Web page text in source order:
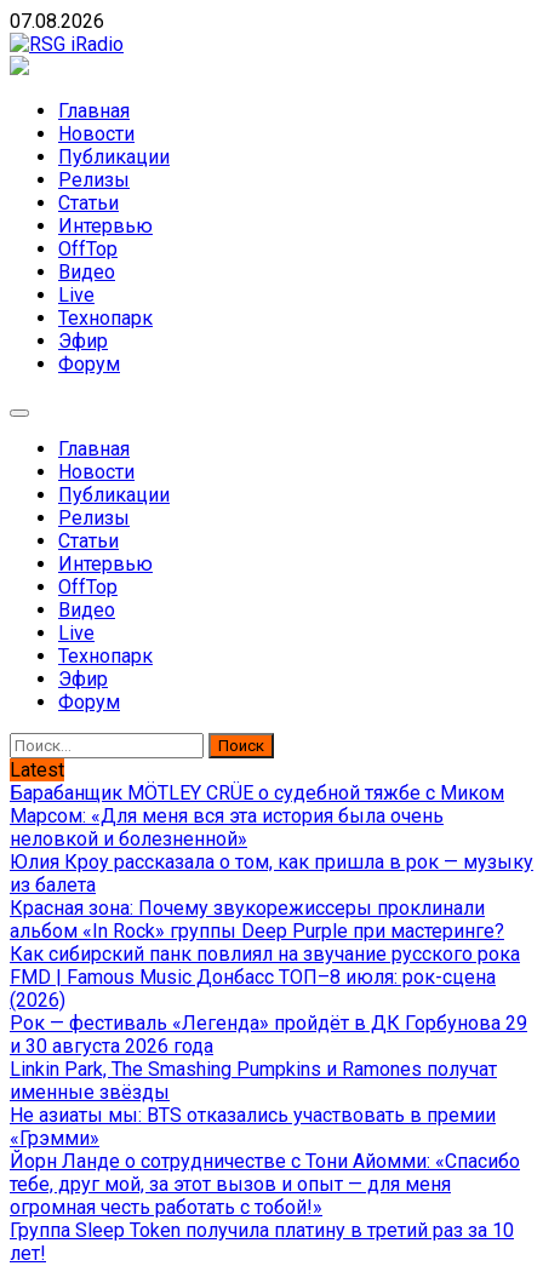
Skip
to
content
07.08.2026
направлений без возрастных ограничений
Главная
Новости
Публикации
Релизы
Статьи
Интервью
OffTop
Видео
Live
Технопарк
Эфир
Форум
Главная
Новости
Публикации
Релизы
Статьи
Интервью
OffTop
Видео
Live
Технопарк
Эфир
Форум
Найти:
Latest
Барабанщик MÖTLEY CRÜE о судебной тяжбе с Миком
Марсом: «Для меня вся эта история была очень
неловкой и болезненной»
Юлия Кроу рассказала о том, как пришла в рок — музыку
из балета
Красная зона: Почему звукорежиссеры проклинали
альбом «In Rock» группы Deep Purple при мастеринге?
Как сибирский панк повлиял на звучание русского рока
FMD | Famous Music Донбасс ТОП–8 июля: рок-сцена
(2026)
Рок — фестиваль «Легенда» пройдёт в ДК Горбунова 29
и 30 августа 2026 года
Linkin Park, The Smashing Pumpkins и Ramones получат
именные звёзды
Не азиаты мы: BTS отказались участвовать в премии
«Грэмми»
Йорн Ланде о сотрудничестве с Тони Айомми: «Спасибо
тебе, друг мой, за этот вызов и опыт — для меня
огромная честь работать с тобой!»
Группа Sleep Token получила платину в третий раз за 10
лет!